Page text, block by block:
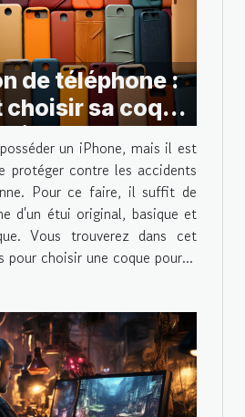
de téléphone :
sa coque
iPhone ?
un iPhone, mais il est
protéger contre les accidents
Pour ce faire, il suffit de
d'un étui original, basique et
Vous trouverez dans cet
pour choisir une coque pour...